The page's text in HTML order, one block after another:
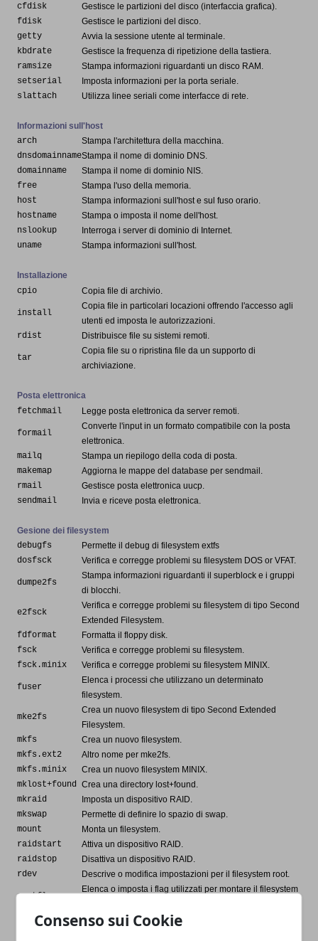
Consenso sui Cookie
cfdisk
Gestisce le partizioni del disco (interfaccia grafica).
fdisk
Gestisce le partizioni del disco.
getty
Avvia la sessione utente al terminale.
kbdrate
Gestisce la frequenza di ripetizione della tastiera.
ramsize
Stampa informazioni riguardanti un disco RAM.
setserial
Imposta informazioni per la porta seriale.
slattach
Utilizza linee seriali come interfacce di rete.
Informazioni sull'host
arch
Stampa l'architettura della macchina.
dnsdomainnameStampa il nome di dominio DNS.
domainname
Stampa il nome di dominio NIS.
free
Stampa l'uso della memoria.
host
Stampa informazioni sull'host e sul fuso orario.
hostname
Stampa o imposta il nome dell'host.
nslookup
Interroga i server di dominio di Internet.
uname
Stampa informazioni sull'host.
Installazione
cpio
Copia file di archivio.
install
Copia file in particolari locazioni offrendo l'accesso agli
utenti ed imposta le autorizzazioni.
rdist
Distribuisce file su sistemi remoti.
tar
Copia file su o ripristina file da un supporto di
archiviazione.
Posta elettronica
fetchmail
Legge posta elettronica da server remoti.
formail
Converte l'input in un formato compatibile con la posta
elettronica.
mailq
Stampa un riepilogo della coda di posta.
makemap
Aggiorna le mappe del database per sendmail.
rmail
Gestisce posta elettronica uucp.
sendmail
Invia e riceve posta elettronica.
Gesione dei filesystem
debugfs
Permette il debug di filesystem extfs
dosfsck
Verifica e corregge problemi su filesystem DOS or VFAT.
dumpe2fs
Stampa informazioni riguardanti il superblock e i gruppi
di blocchi.
e2fsck
Verifica e corregge problemi su filesystem di tipo Second
Extended Filesystem.
fdformat
Formatta il floppy disk.
fsck
Verifica e corregge problemi su filesystem.
fsck.minix
Verifica e corregge problemi su filesystem MINIX.
fuser
Elenca i processi che utilizzano un determinato
filesystem.
mke2fs
Crea un nuovo filesystem di tipo Second Extended
Filesystem.
mkfs
Crea un nuovo filesystem.
mkfs.ext2
Altro nome per mke2fs.
mkfs.minix
Crea un nuovo filesystem MINIX.
mklost+found
Crea una directory lost+found.
mkraid
Imposta un dispositivo RAID.
mkswap
Permette di definire lo spazio di swap.
mount
Monta un filesystem.
raidstart
Attiva un dispositivo RAID.
raidstop
Disattiva un dispositivo RAID.
rdev
Descrive o modifica impostazioni per il filesystem root.
rootflags
Elenca o imposta i flag utilizzati per montare il filesystem
showmount
Elenca le directory esportate.